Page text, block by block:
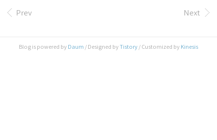
있었습니다. 하지만, MacRumors에 올라온
Touch Bar 장착 모델(13인치 및 15인치)의 경우,
Touch Bar 미 장착 모델의 경우에도 분리가능한
SSD 모듈의 내부에 Apple이 자체 제작한 SSD
Prev Next
Blog is powered by Daum / Designed byTistory / Customized by Kinesis